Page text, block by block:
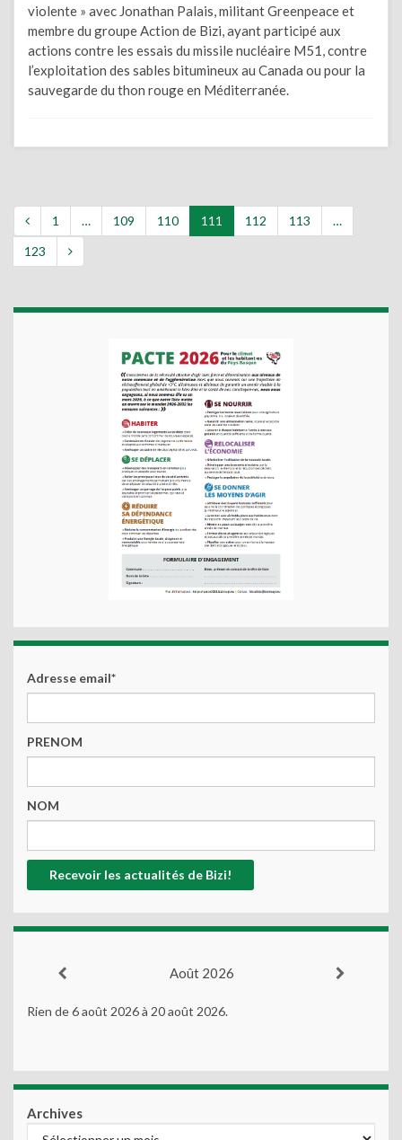
violente » avec Jonathan Palais, militant Greenpeace et
membre du groupe Action de Bizi, ayant participé aux
actions contre les essais du missile nucléaire M51, contre
l’exploitation des sables bitumineux au Canada ou pour la
sauvegarde du thon rouge en Méditerranée.
1 … 109 110 111 112 113
…
123
Adresse email*
PRENOM
NOM
Août 2026
Rien de 6 août 2026 à 20 août 2026.
Archives